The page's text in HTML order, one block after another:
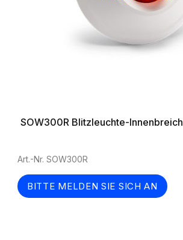
SOW300R Blitzleuchte-Innenbreich
Art.-Nr. SOW300R
BITTE MELDEN SIE SICH AN